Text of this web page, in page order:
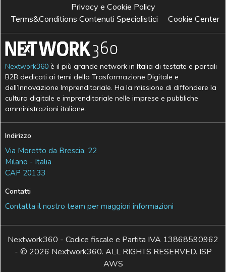
Privacy e Cookie Policy
Terms&Conditions Contenuti Specialistici
Cookie Center
Nextwork360 è il più grande network in Italia di testate e portali
B2B dedicati ai temi della Trasformazione Digitale e
dell’Innovazione Imprenditoriale. Ha la missione di diffondere la
cultura digitale e imprenditoriale nelle imprese e pubbliche
amministrazioni italiane.
Indirizzo
Via Moretto da Brescia, 22
Milano - Italia
CAP 20133
Contatti
Contatta il nostro team per maggiori informazioni
Nextwork360 - Codice fiscale e Partita IVA 13868590962
- © 2026 Nextwork360. ALL RIGHTS RESERVED. ISP
AWS